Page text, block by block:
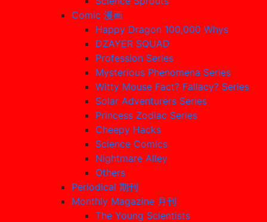
Comic 漫画
Happy Dragon 100,000 Whys
DZAYER SQUAD
Profession Series
Mysterious Phenomena Series
Witty Mouse Fact? Fallacy? Series
Solar Adventurers Series
Princess Zodiac Series
Cheepy Hacks
Science Comics
Nightmare Alley
Others
Periodical 期刊
Monthly Magazine 月刊
The Young Scientists